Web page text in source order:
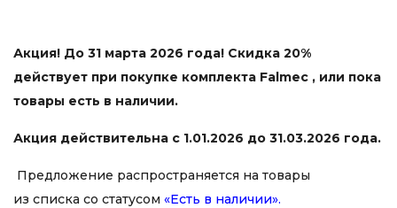
Акция! До 31 марта 2026 года! Скидка 20%
действует при покупке комплекта Falmec , или пока
товары есть в наличии.
Акция действительна с 1.01.2026 до 31.03.2026 года.
Предложение распространяется на товары
из списка со статусом «Есть в наличии».